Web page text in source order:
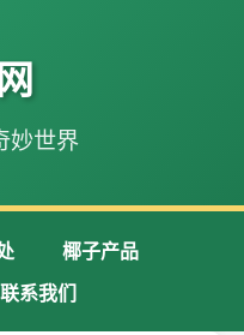
妙世界
椰子产品
联系我们